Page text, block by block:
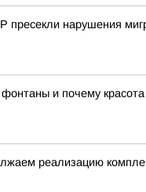
нарушения
и почему
реализацию